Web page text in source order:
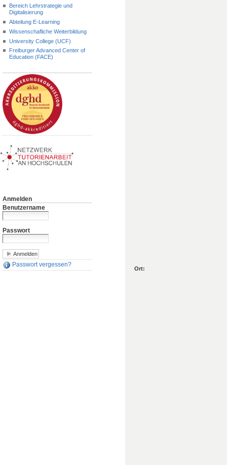
Bereich Lehrstrategie und
Digitalisierung
Abteilung E-Learning
Wissenschafliche Weiterbildung
University College (UCF)
Freiburger Advanced Center of
Education (FACE)
Anmelden
Benutzername
Passwort
Passwort vergessen?
Ort: